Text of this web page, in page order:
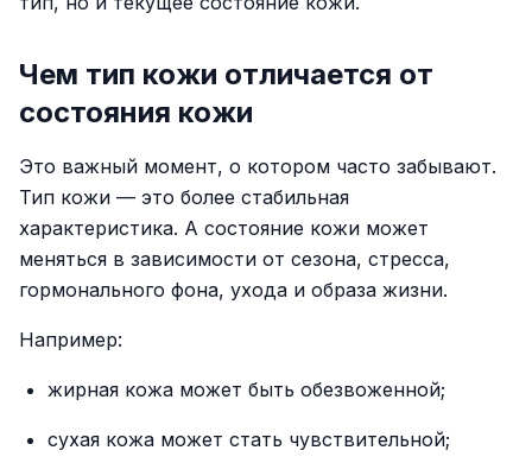
Чем тип кожи отличается от
состояния кожи
Это важный момент, о котором часто забывают.
Тип кожи — это более стабильная
характеристика. А состояние кожи может
меняться в зависимости от сезона, стресса,
гормонального фона, ухода и образа жизни.
Например:
жирная кожа может быть обезвоженной;
сухая кожа может стать чувствительной;